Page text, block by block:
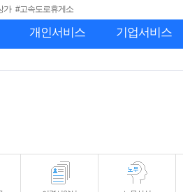
가 #고속도로휴게소
개인서비스 기업서비스